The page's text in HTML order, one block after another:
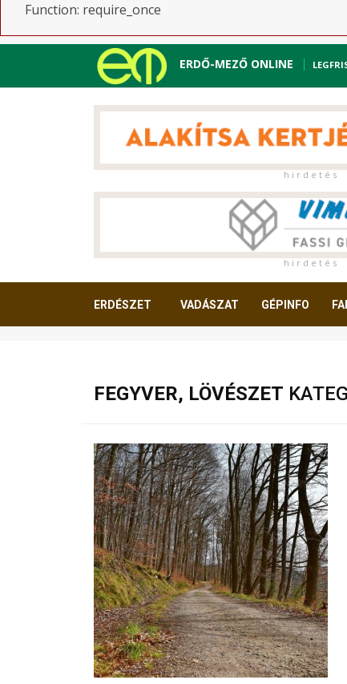
Function: require_once
ERDŐ-MEZŐ ONLINE
h i r d e t é s
h i r d e t é s
ERDÉSZET VADÁSZAT GÉPINFO
FEGYVER, LÖVÉSZET